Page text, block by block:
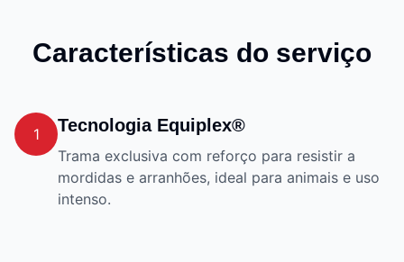
Características do serviço
1 Tecnologia Equiplex®
Trama exclusiva com reforço para resistir a
mordidas e arranhões, ideal para animais e uso
intenso.